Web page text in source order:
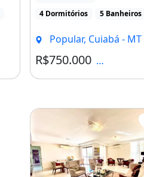
Área de serviço
R$2.100
4 Dormitórios
5 Banheiros
Popular, Cuiabá - MT
R$750.000